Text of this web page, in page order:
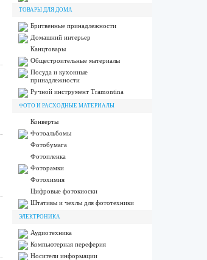
ТОВАРЫ ДЛЯ ДОМА
Бритвенные принадлежности
Домашний интерьер
Канцтовары
Общестроительные материалы
Посуда и кухонные
принадлежности
Ручной инструмент Tramontina
ФОТО И РАСХОДНЫЕ МАТЕРИАЛЫ
Конверты
Фотоальбомы
Фотобумага
Фотопленка
Фоторамки
Фотохимия
Цифровые фотокиоски
Штативы и чехлы для фототехники
ЭЛЕКТРОНИКА
Аудиотехника
Компьютерная переферия
Носители информации